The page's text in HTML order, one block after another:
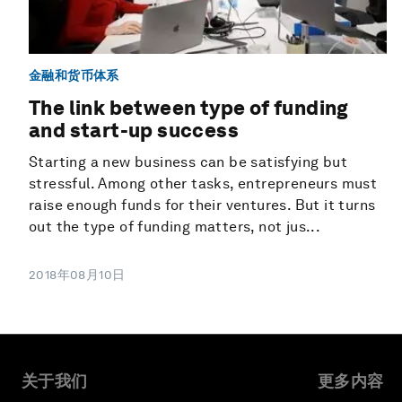
金融和货币体系
The link between type of funding
and start-up success
Starting a new business can be satisfying but
stressful. Among other tasks, entrepreneurs must
raise enough funds for their ventures. But it turns
out the type of funding matters, not jus...
2018年08月10日
关于我们 更多内容